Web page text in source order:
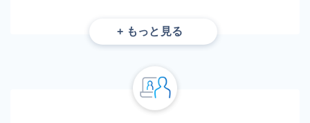
きます。わからないところがあれば、レッスンを予約します